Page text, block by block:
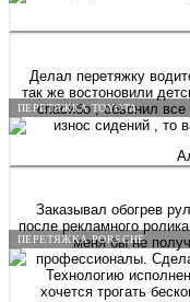
ПЕРЕТЯЖКА TOYOTA
ПЕРЕТЯЖКА PORSCHE
Делал перетяжку
так же востоновили
спасибо , обьснил все
износ сидений , то
Заказывал обогрев
после рекламного
меня бы не
профессионалы.
Технологию
хочется трогать